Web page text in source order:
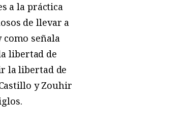
a la práctica
de llevar a
señala
libertad de
la libertad de
y Zouhir